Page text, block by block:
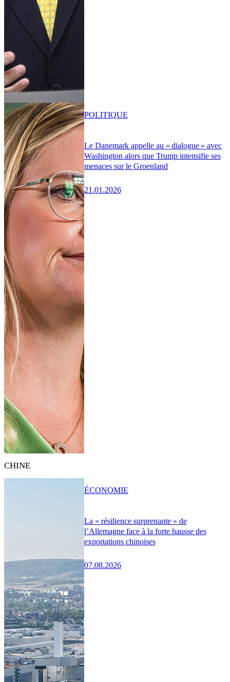
Le Danemark appelle au « dialogue » avec
Washington alors que Trump intensifie ses
menaces sur le Groenland
21.01.2026
POLITIQUE
CHINE
La « résilience surprenante » de
l’Allemagne face à la forte hausse des
exportations chinoises
07.08.2026
ÉCONOMIE